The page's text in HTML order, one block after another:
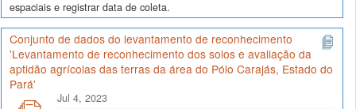
espaciais e registrar data de coleta.
Conjunto de dados do levantamento de reconhecimento
'Levantamento de reconhecimento dos solos e avaliação da
aptidão agrícolas das terras da área do Pólo Carajás, Estado do
Pará'
Jul 4, 2023